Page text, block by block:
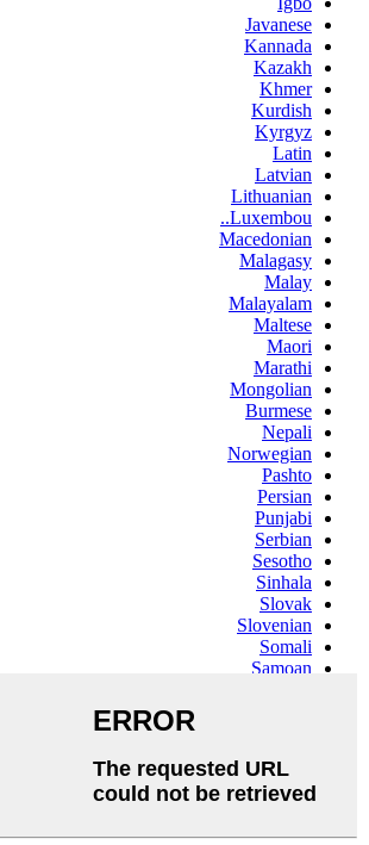
Javanese
Kannada
Kazakh
Khmer
Kurdish
Kyrgyz
Latin
Latvian
Lithuanian
Luxembou..
Macedonian
Malagasy
Malay
Malayalam
Maltese
Maori
Marathi
Mongolian
Burmese
Nepali
Norwegian
Pashto
Persian
Punjabi
Serbian
Sesotho
Sinhala
Slovak
Slovenian
Somali
Samoan
Swahili
Tajik
Telugu